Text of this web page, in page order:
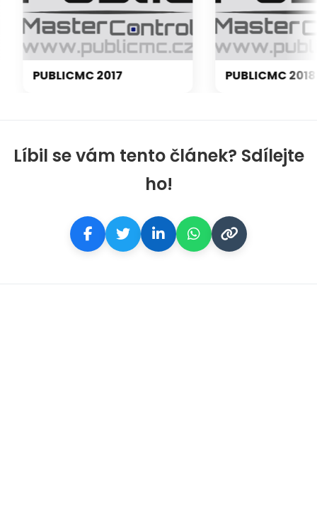
Líbil se vám tento článek? Sdílejte
ho!
PUBLICMC 2017 PUBLICMC 2018